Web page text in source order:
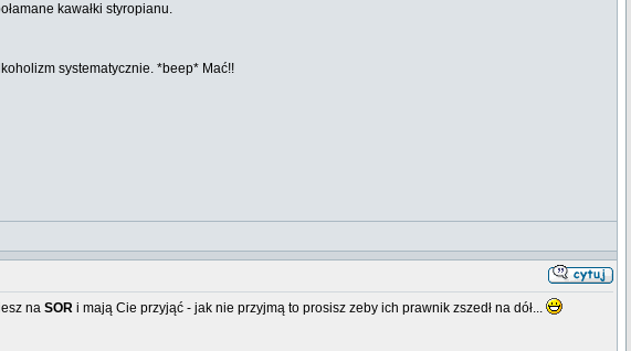
kawałki styropianu.
systematycznie. *beep* Mać!!
na SOR i mają Cie przyjąć - jak nie przyjmą to prosisz zeby ich prawnik zszedł na dół...